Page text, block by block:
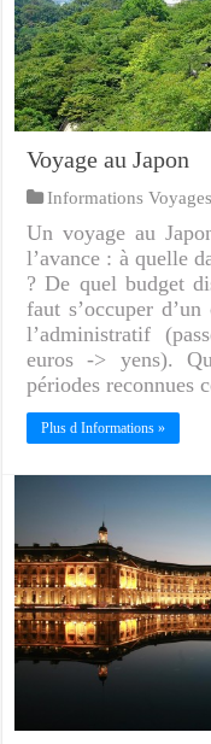
Voyage au Japon
Informations Voyages
Un voyage au
l’avance : à quelle
? De quel budget
faut s’occuper
l’administratif
euros -> yens).
périodes reconnues
Plus d Informations »